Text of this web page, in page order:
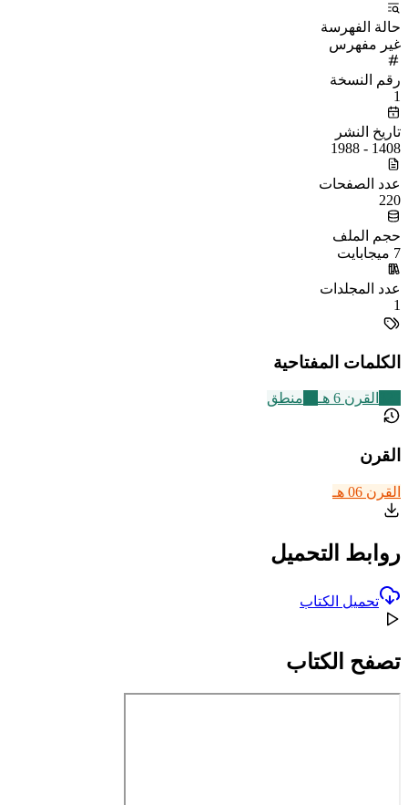
حالة الفهرسة
غير مفهرس
رقم النسخة
1
تاريخ النشر
1408 - 1988
عدد الصفحات
220
حجم الملف
7 ميجابايت
عدد المجلدات
1
الكلمات المفتاحية
القرن 6 هـ منطق
القرن
القرن 06 هـ
روابط التحميل
تحميل الكتاب
تصفح الكتاب